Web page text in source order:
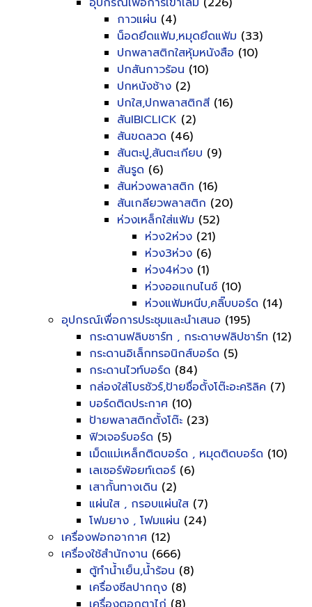
กาวแผ่น (4)
น็อดยึดแฟ้ม,หมุดยึดแฟ้ม (33)
ปกพลาสติกใสหุ้มหนังสือ (10)
ปกสันกาวร้อน (10)
ปกหนังช้าง (2)
ปกใส,ปกพลาสติกสี (16)
สันIBICLICK (2)
สันขดลวด (46)
สันตะปู,สันตะเกียบ (9)
สันรูด (6)
สันห่วงพลาสติก (16)
สันเกลียวพลาสติก (20)
ห่วงเหล็กใส่แฟ้ม (52)
ห่วง2ห่วง (21)
ห่วง3ห่วง (6)
ห่วง4ห่วง (1)
ห่วงออแกนไนซ์ (10)
ห่วงแฟ้มหนีบ,คลิ๊บบอร์ด (14)
อุปกรณ์เพื่อการประชุมและนำเสนอ (195)
กระดานฟลิบชาร์ท , กระดาษฟลิปชาร์ท (12)
กระดานอิเล็กทรอนิกส์บอร์ด (5)
กระดานไวท์บอร์ด (84)
กล่องใส่โบรชัวร์,ป้ายชื่อตั้งโต๊ะอะคริลิค (7)
บอร์ดติดประกาศ (10)
ป้ายพลาสติกตั้งโต๊ะ (23)
ฟิวเจอร์บอร์ด (5)
เม็ดแม่เหล็กติดบอร์ด , หมุดติดบอร์ด (10)
เลเซอร์พ้อยท์เตอร์ (6)
เสากั้นทางเดิน (2)
แผ่นใส , กรอบแผ่นใส (7)
โฟมยาง , โฟมแผ่น (24)
เครื่องฟอกอากาศ (12)
เครื่องใช้สำนักงาน (666)
ตู้ทำน้ำเย็น,น้ำร้อน (8)
เครื่องซีลปากถุง (8)